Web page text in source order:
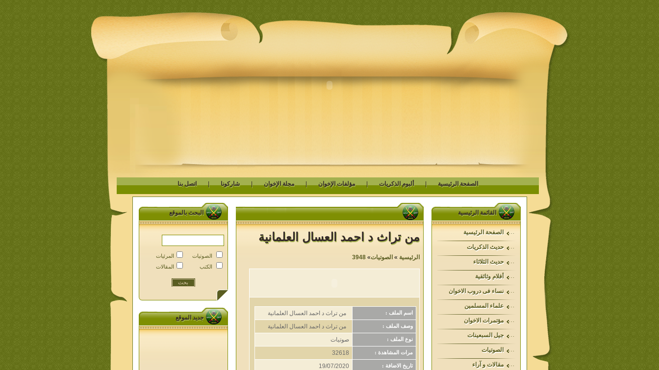
الصفحة الرئيسية | ألبوم الذكريات | مؤلفات الإخوان | مجلة الإخوان | شاركونا | اتصل بنا
القائمة الرئيسية
الصفحة الرئيسية
حديث الذكريات
حديث الثلاثاء
أفلام وثائقية
نساء فى دروب الاخوان
علماء المسلمين
مؤتمرات الاخوان
جيل السبعينات
الصوتيات
مقالات و آراء
من تراث د احمد العسال العلمانية
الرئيسية » الصوتيات»
3948
اسم الملف : من تراث د احمد العسال العلمانية
وصف الملف : من تراث د احمد العسال العلمانية
نوع الملف : صوتيات
مرات المشاهدة : 32618
تاريخ الاضافة : 19/07/2020
البحث بالموقع
الصوتيات
الكتب
المرئيات
المقالات
جديد الموقع